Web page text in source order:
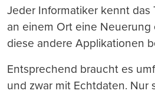
Jeder Informatiker kennt das
an einem Ort eine Neuerung
diese andere Applikationen
Entsprechend braucht es
und zwar mit Echtdaten. Nur